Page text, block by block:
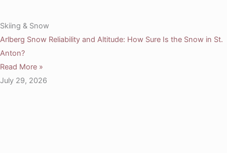
Skiing & Snow
Arlberg Snow Reliability and Altitude: How Sure Is the Snow in St.
Anton?
Read More »
July 29, 2026